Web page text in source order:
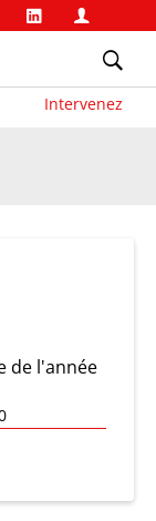
Intervenez
de l'année